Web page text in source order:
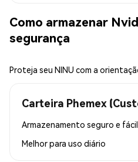
Como armazenar
segurança
Proteja seu NINU com a
Carteira Phemex
Armazenamento seguro e
Melhor para uso diário